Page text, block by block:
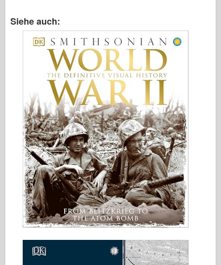
IBG-Modelle
Icm
Italeri
Legende
Meng Modell
Tamiya
Tristar
Trompeter
Zvezda
Alben-Fotos
Walk Around
Bücher
Dvds
Kontakt
le Journal
Die Kits
Siehe auch: